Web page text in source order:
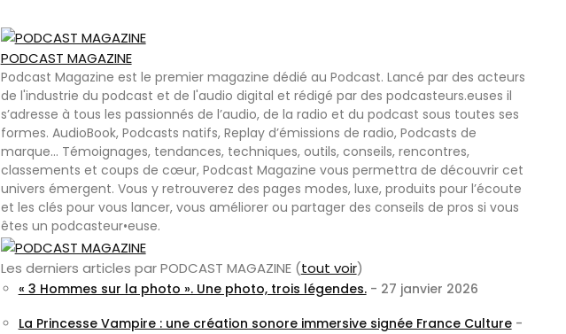
PODCAST MAGAZINE
Podcast Magazine est le premier magazine dédié au Podcast. Lancé par des acteurs
de l'industrie du podcast et de l'audio digital et rédigé par des podcasteurs.euses il
s’adresse à tous les passionnés de l’audio, de la radio et du podcast sous toutes ses
formes. AudioBook, Podcasts natifs, Replay d’émissions de radio, Podcasts de
marque… Témoignages, tendances, techniques, outils, conseils, rencontres,
classements et coups de cœur, Podcast Magazine vous permettra de découvrir cet
univers émergent. Vous y retrouverez des pages modes, luxe, produits pour l’écoute
et les clés pour vous lancer, vous améliorer ou partager des conseils de pros si vous
êtes un podcasteur•euse.
Les derniers articles par PODCAST MAGAZINE (tout voir)
« 3 Hommes sur la photo ». Une photo, trois légendes.- 27 janvier 2026
La Princesse Vampire : une création sonore immersive signée France Culture-